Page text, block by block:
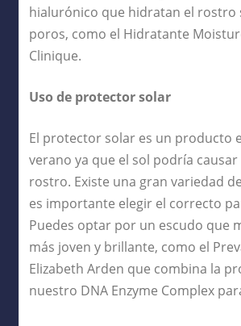
hialurónico que hidratan el rostro
poros, como el Hidratante
Clinique.
Uso de protector solar
El protector solar es un producto
verano ya que el sol podría
rostro. Existe una gran variedad
es importante elegir el correcto
Puedes optar por un escudo que
más joven y brillante, como el
Elizabeth Arden que combina la
nuestro DNA Enzyme Complex